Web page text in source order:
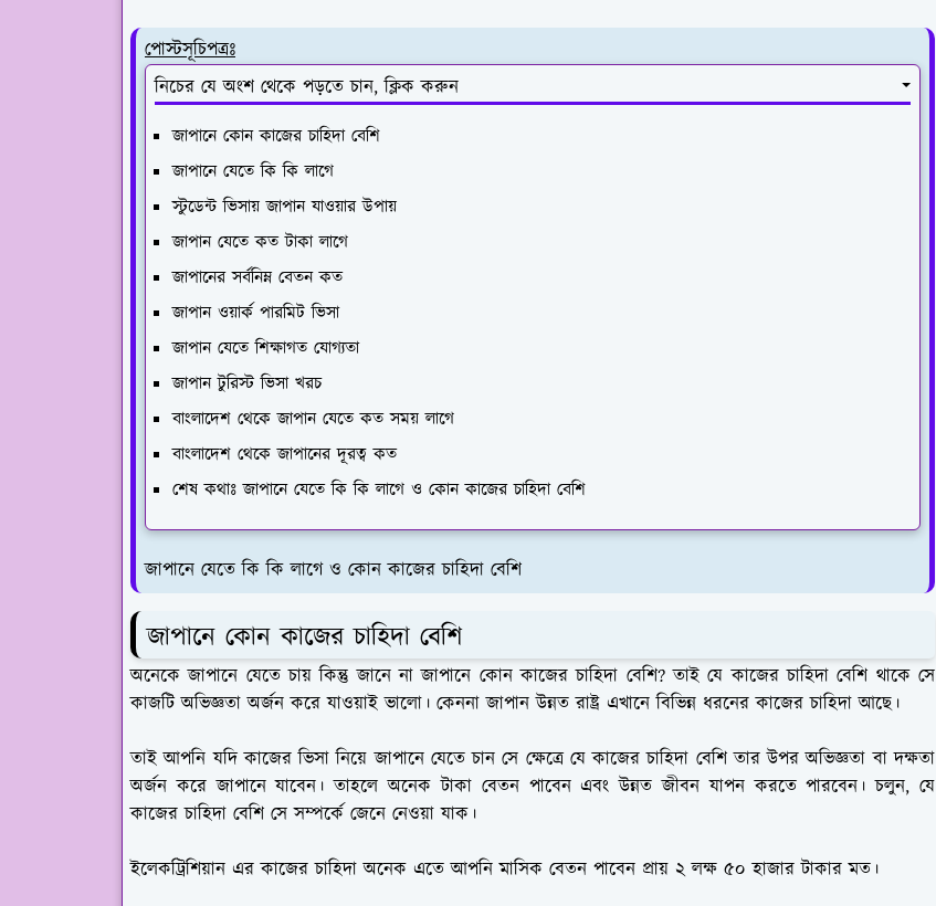
পোস্টসূচিপত্রঃ
নিচের যে অংশ থেকে পড়তে চান, ক্লিক করুন
জাপানে কোন কাজের চাহিদা বেশি
জাপানে যেতে কি কি লাগে
স্টুডেন্ট ভিসায় জাপান যাওয়ার উপায়
জাপান যেতে কত টাকা লাগে
জাপানের সর্বনিম্ন বেতন কত
জাপান ওয়ার্ক পারমিট ভিসা
জাপান যেতে শিক্ষাগত যোগ্যতা
জাপান টুরিস্ট ভিসা খরচ
বাংলাদেশ থেকে জাপান যেতে কত সময় লাগে
বাংলাদেশ থেকে জাপানের দূরত্ব কত
শেষ কথাঃ জাপানে যেতে কি কি লাগে ও কোন কাজের চাহিদা বেশি
জাপানে যেতে কি কি লাগে ও কোন কাজের চাহিদা বেশি
জাপানে কোন কাজের চাহিদা বেশি
অনেকে জাপানে যেতে চায় কিন্তু জানে না জাপানে কোন কাজের চাহিদা বেশি? তাই যে কাজের চাহিদা বেশি থাকে সে
কাজটি অভিজ্ঞতা অর্জন করে যাওয়াই ভালো। কেননা জাপান উন্নত রাষ্ট্র এখানে বিভিন্ন ধরনের কাজের চাহিদা আছে।
তাই আপনি যদি কাজের ভিসা নিয়ে জাপানে যেতে চান সে ক্ষেত্রে যে কাজের চাহিদা বেশি তার উপর অভিজ্ঞতা বা দক্ষতা
অর্জন করে জাপানে যাবেন। তাহলে অনেক টাকা বেতন পাবেন এবং উন্নত জীবন যাপন করতে পারবেন। চলুন, যে
কাজের চাহিদা বেশি সে সম্পর্কে জেনে নেওয়া যাক।
ইলেকট্রিশিয়ান এর কাজের চাহিদা অনেক এতে আপনি মাসিক বেতন পাবেন প্রায় ২ লক্ষ ৫০ হাজার টাকার মত।